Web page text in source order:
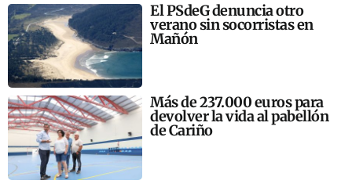
El PSdeG denuncia otro
verano sin socorristas en
Mañón
Más de 237.000 euros para
devolver la vida al pabellón
de Cariño